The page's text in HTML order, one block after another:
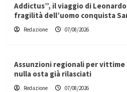
Addictus”, il viaggio di
fragilità dell’uomo conquista
Redazione 07/08/2026
Assunzioni regionali per vittime
nulla osta già rilasciati
Redazione 07/08/2026